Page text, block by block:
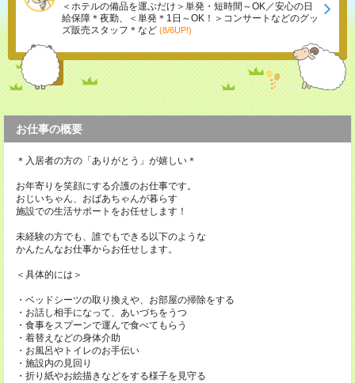
＜ホテルの備品を運ぶだけ＞単発・短時間～OK／安心の日
給保障＊夜勤、＜単発＊1日～OK！＞コンサートなどのグッ
ズ販売スタッフ＊など (8/6UP!)
お仕事の概要
＊入居者の方の「ありがとう」が嬉しい＊
お年寄りを笑顔にする介護のお仕事です。
おじいちゃん、おばあちゃんが暮らす
施設での生活サポートをお任せします！
未経験の方でも、誰でもできる以下のような
かんたんなお仕事からお任せします。
＜具体的には＞
・ベッドシーツの取り換えや、お部屋の掃除をする
・お話し相手になって、あいづちをうつ
・食事をスプーンで運んで食べてもらう
・着替えなどの身体介助
・お風呂やトイレのお手伝い
・施設内の見回り
・折り紙やお絵描きなどをする様子を見守る